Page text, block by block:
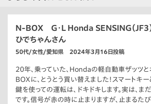
N-BOX G・L Honda SENSING（JF3
ひでちゃんさん
50代/女性/愛知県 2024年3月16日投稿
20年、乗っていた、Hondaの軽自動車ザッツと
BOXに、とうとう買い替えました！スマートキ
鍵を使っての運転は、ドキドキします。実は、ま
です。信号が赤の時に止まりますが、止まるたび